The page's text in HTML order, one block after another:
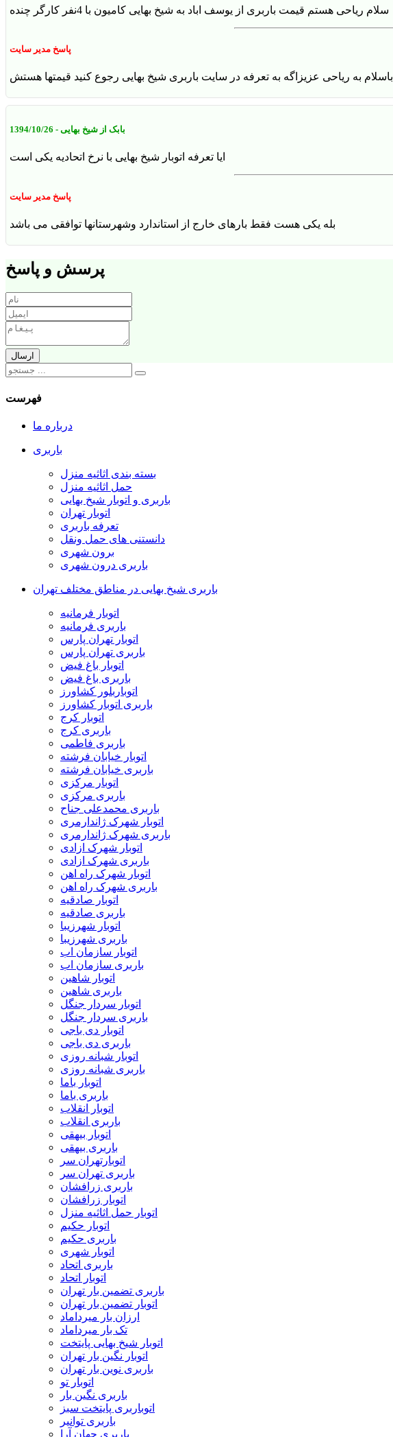
سلام ریاحی هستم قیمت باربری از یوسف اباد به شیخ بهایی کامیون با 4نفر کارگر چنده
پاسخ مدیر سایت
باسلام به ریاحی عزیزاگه به تعرفه در سایت باربری شیخ بهایی رجوع کنید قیمتها هستش
بابک از شیخ بهایی - 1394/10/26
ایا تعرفه اتوبار شیخ بهایی با نرخ اتحادیه یکی است
پاسخ مدیر سایت
بله یکی هست فقط بارهای خارج از استاندارد وشهرستانها توافقی می باشد
پرسش و پاسخ
فهرست
درباره ما
باربری
بسته بندی اثاثیه منزل
حمل اثاثیه منزل
باربری و اتوبار شیخ بهایی
اتوبار تهران
تعرفه باربری
دانستنی های حمل ونقل
برون شهری
باربری درون شهری
باربری شیخ بهایی در مناطق مختلف تهران
اتوبار فرمانیه
باربری فرمانیه
اتوبار تهران پارس
باربری تهران پارس
اتوبار باغ فیض
باربری باغ فیض
اتوباربلور کشاورز
باربری اتوبار کشاورز
اتوبار کرج
باربری کرج
باربری فاطمی
اتوبار خیابان فرشته
باربری خیابان فرشته
اتوبار مرکزی
باربری مرکزی
باربری محمدعلی جناح
اتوبار شهرک ژاندارمری
باربری شهرک ژاندارمری
اتوبار شهرک ازادی
باربری شهرک ازادی
اتوبار شهرک راه اهن
باربری شهرک راه اهن
اتوبار صادقیه
باربری صادقیه
اتوبار شهرزیبا
باربری شهرزیبا
اتوبار سازمان اب
باربری سازمان اب
اتوبار شاهین
باربری شاهین
اتوبار سردار جنگل
باربری سردار جنگل
اتوبار دی باجی
باربری دی باجی
اتوبار شبانه روزی
باربری شبانه روزی
اتوبار باما
باربری باما
اتوبار انقلاب
باربری انقلاب
اتوبار بیهقی
باربری بیهقی
اتوبارتهران سر
باربری تهران سر
باربری زرافشان
اتوبار زرافشان
اتوبار حمل اثاثیه منزل
اتوبار حکیم
باربری حکیم
اتوبار شهری
باربری اتحاد
اتوبار اتحاد
باربری تضمین بار تهران
اتوبار تضمین بار تهران
ارزان بار میرداماد
تک بار میرداماد
اتوبار شیخ بهایی پایتخت
اتوبار نگین بار تهران
باربری نوین بار تهران
اتوبار تو
باربری نگین بار
اتوباربری پایتخت سبز
باربری توانیر
باربری جهان آرا